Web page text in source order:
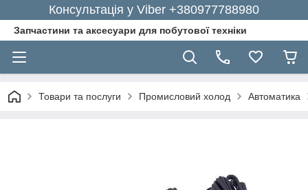
Консультація у Viber +380977788980
Запчастини та аксесуари для побутової техніки
Товари та послуги Промисловий холод Автоматика